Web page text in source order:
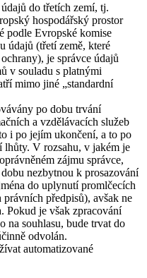
do třetích zemí, tj.
hospodářský prostor
podle Evropské komise
údajů (třetí země, které
je správce údajů
v souladu s platnými
mimo jiné „standardní
po dobu trvání
a vzdělávacích služeb
i po jejím ukončení, a to po
lhůty. V rozsahu, v jakém je
zájmu správce,
nezbytnou k prosazování
do uplynutí promlčecích
předpisů), avšak ne
Pokud je však zpracování
na souhlasu, bude trvat do
odvolán.
automatizované